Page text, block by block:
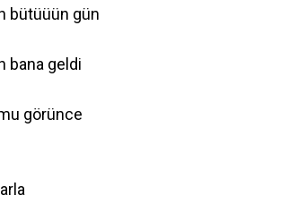
bütüüün gün
bana geldi
görünce